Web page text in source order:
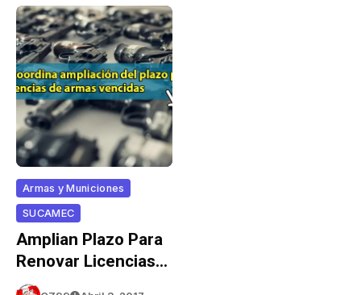
Armas y Municiones
SUCAMEC
Amplian Plazo Para
Renovar Licencias
De Armas Por 45